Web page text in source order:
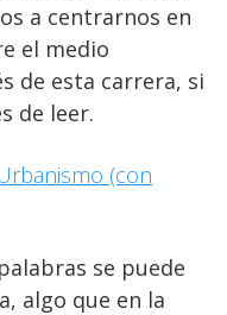
a centrarnos en
el medio
de esta carrera, si
de leer.
(con
se puede
algo que en la